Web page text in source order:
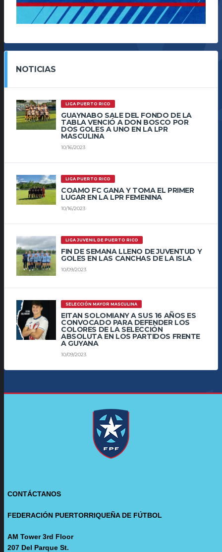
NOTICIAS
LIGA PUERTO RICO
GUAYNABO SALE DEL FONDO DE LA
TABLA VENCIÓ A DON BOSCO POR
DOS GOLES A UNO EN LA LPR
MASCULINA
10/16/2023
LIGA PUERTO RICO
COAMO FC GANA Y TOMA EL PRIMER
LUGAR EN LA LPR FEMENINA
10/16/2023
LIGA JUVENIL DE PUERTO RICO
FIN DE SEMANA LLENO DE JUVENTUD Y
GOLES EN LAS CANCHAS DE LA ISLA
10/09/2023
SELECCIÓN MAYOR MASCULINA
EITAN SOLOMIANY A SUS 16 AÑOS ES
CONVOCADO PARA DEFENDER LOS
COLORES DE LA SELECCIÓN
ABSOLUTA EN LOS PARTIDOS FRENTE
A GUYANA
10/09/2023
CONTÁCTANOS
FEDERACIÓN PUERTORRIQUEÑA DE FÚTBOL
AM Tower 3rd Floor
207 Del Parque St.